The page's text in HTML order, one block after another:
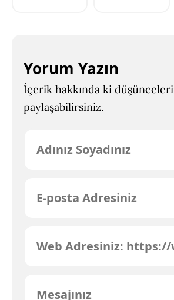
Yorum Yazın
İçerik hakkında ki
paylaşabilirsiniz.